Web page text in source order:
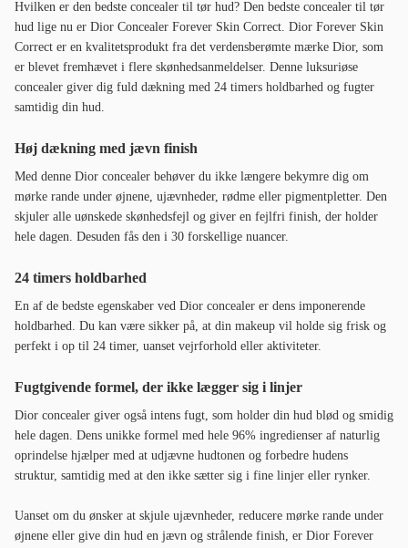
Hvilken er den bedste concealer til tør hud? Den bedste concealer til tør
hud lige nu er Dior Concealer Forever Skin Correct. Dior Forever Skin
Correct er en kvalitetsprodukt fra det verdensberømte mærke Dior, som
er blevet fremhævet i flere skønhedsanmeldelser. Denne luksuriøse
concealer giver dig fuld dækning med 24 timers holdbarhed og fugter
samtidig din hud.
Høj dækning med jævn finish
Med denne Dior concealer behøver du ikke længere bekymre dig om
mørke rande under øjnene, ujævnheder, rødme eller pigmentpletter. Den
skjuler alle uønskede skønhedsfejl og giver en fejlfri finish, der holder
hele dagen. Desuden fås den i 30 forskellige nuancer.
24 timers holdbarhed
En af de bedste egenskaber ved Dior concealer er dens imponerende
holdbarhed. Du kan være sikker på, at din makeup vil holde sig frisk og
perfekt i op til 24 timer, uanset vejrforhold eller aktiviteter.
Fugtgivende formel, der ikke lægger sig i linjer
Dior concealer giver også intens fugt, som holder din hud blød og smidig
hele dagen. Dens unikke formel med hele 96% ingredienser af naturlig
oprindelse hjælper med at udjævne hudtonen og forbedre hudens
struktur, samtidig med at den ikke sætter sig i fine linjer eller rynker.
Uanset om du ønsker at skjule ujævnheder, reducere mørke rande under
øjnene eller give din hud en jævn og strålende finish, er Dior Forever